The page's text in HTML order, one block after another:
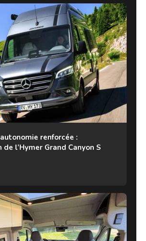
renforcée :
l’Hymer Grand Canyon S